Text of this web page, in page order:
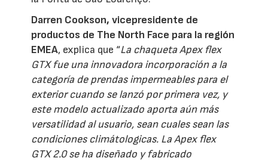
Darren Cookson, vicepresidente de
productos de The North Face para la región
EMEA, explica que “La chaqueta Apex flex
GTX fue una innovadora incorporación a la
categoría de prendas impermeables para el
exterior cuando se lanzó por primera vez, y
este modelo actualizado aporta aún más
versatilidad al usuario, sean cuales sean las
condiciones climátologicas. La Apex flex
GTX 2.0 se ha diseñado y fabricado